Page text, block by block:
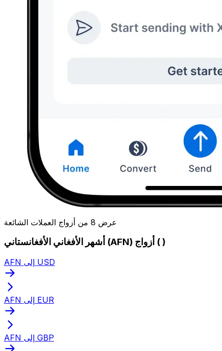
عرض 8 من أزواج العملات الشائعة
أشهر الأفغاني الأفغانستاني (AFN) أزواج ( )
AFN إلى USD
AFN إلى EUR
AFN إلى GBP